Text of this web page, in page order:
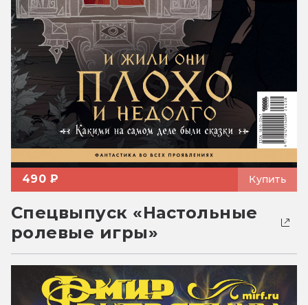
490 ₽ Купить
Спецвыпуск «Настольные
ролевые игры»